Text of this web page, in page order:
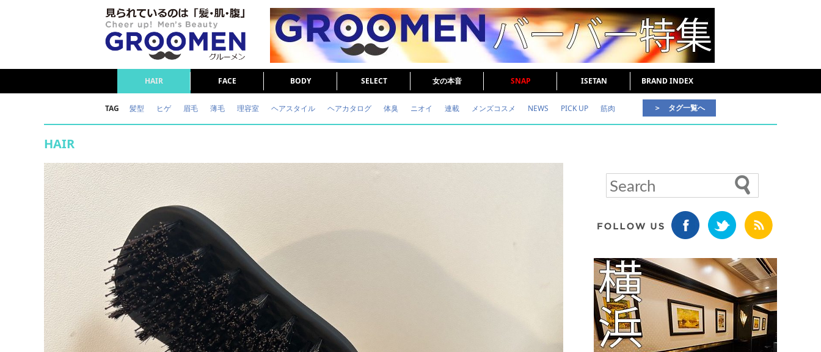
HAIR FACE BODY SELECT 女の本音 SNAP ISETAN BRAND INDEX
TAG 髪型 ヒゲ 眉毛 薄毛 理容室 ヘアスタイル ヘアカタログ 体臭 ニオイ 連載 メンズコスメ NEWS PICK UP 筋肉
ダイエット 理容室
＞ タグ一覧へ
HAIR